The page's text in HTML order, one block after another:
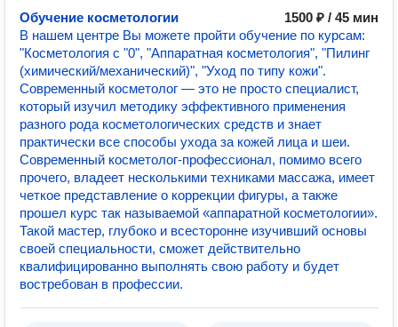
Обучение косметологии
1500 ₽ / 45 мин
В нашем центре Вы можете пройти обучение по курсам:
"Косметология с "0", "Аппаратная косметология", "Пилинг
(химический/механический)", "Уход по типу кожи".
Современный косметолог — это не просто специалист,
который изучил методику эффективного применения
разного рода косметологических средств и знает
практически все способы ухода за кожей лица и шеи.
Современный косметолог-профессионал, помимо всего
прочего, владеет несколькими техниками массажа, имеет
четкое представление о коррекции фигуры, а также
прошел курс так называемой «аппаратной косметологии».
Такой мастер, глубоко и всесторонне изучивший основы
своей специальности, сможет действительно
квалифицированно выполнять свою работу и будет
востребован в профессии.